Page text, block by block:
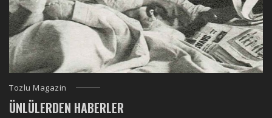
Tozlu Magazin
ÜNLÜLERDEN HABERLER